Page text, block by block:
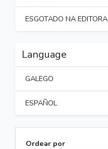
ESGOTADO NA EDITORA
Language
GALEGO
ESPAÑOL
Ordear por